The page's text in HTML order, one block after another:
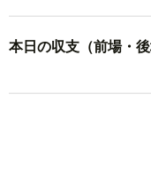
本日の収支（前場・